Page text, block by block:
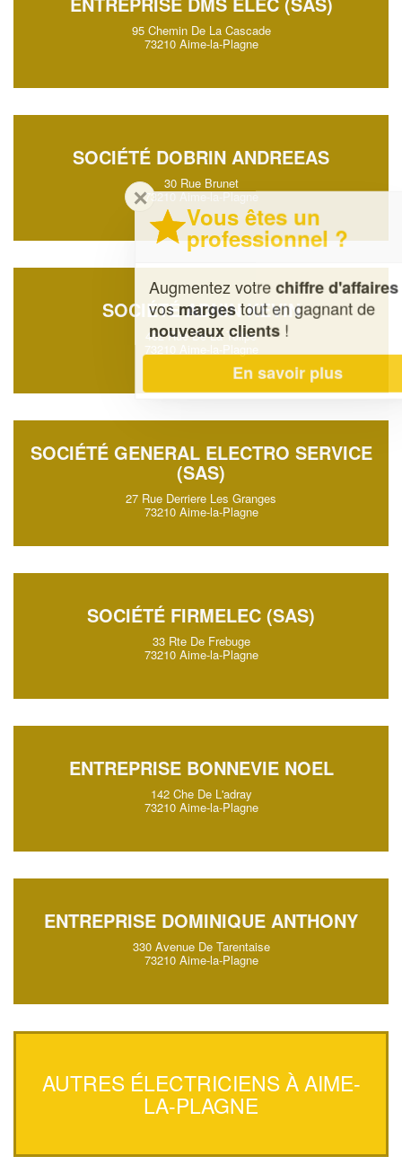
95 Chemin De La Cascade
73210 Aime-la-Plagne
SOCIÉTÉ DOBRIN ANDREEAS
30 Rue Brunet
73210 Aime-la-Plagne
SOCIÉTÉ ADNIN KEVIN
462 Rue De La Tulipe
73210 Aime-la-Plagne
SOCIÉTÉ GENERAL ELECTRO SERVICE
(SAS)
27 Rue Derriere Les Granges
73210 Aime-la-Plagne
SOCIÉTÉ FIRMELEC (SAS)
33 Rte De Frebuge
73210 Aime-la-Plagne
ENTREPRISE BONNEVIE NOEL
142 Che De L'adray
73210 Aime-la-Plagne
ENTREPRISE DOMINIQUE ANTHONY
330 Avenue De Tarentaise
73210 Aime-la-Plagne
AUTRES ÉLECTRICIENS À AIME-
LA-PLAGNE
Vous êtes un
professionnel ?
Augmentez votrechiffre d'affaireset
vosmargestout en gagnant de
nouveaux clients!
En savoir plus